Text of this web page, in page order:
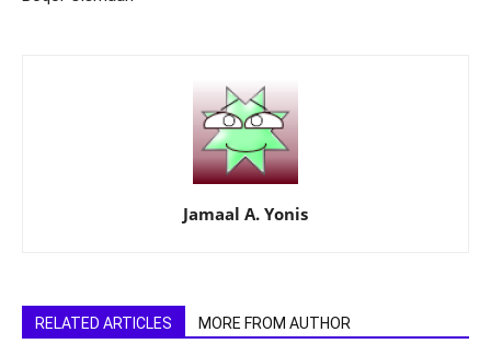
Jamaal A. Yonis
RELATED ARTICLES MORE FROM AUTHOR